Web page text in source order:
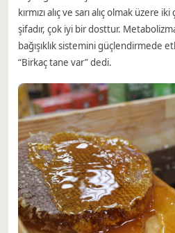
kırmızı alıç ve sarı alıç olmak üzere
şifadır, çok iyi bir dosttur.
bağışıklık sistemini güçlendirmede
“Birkaç tane var” dedi.